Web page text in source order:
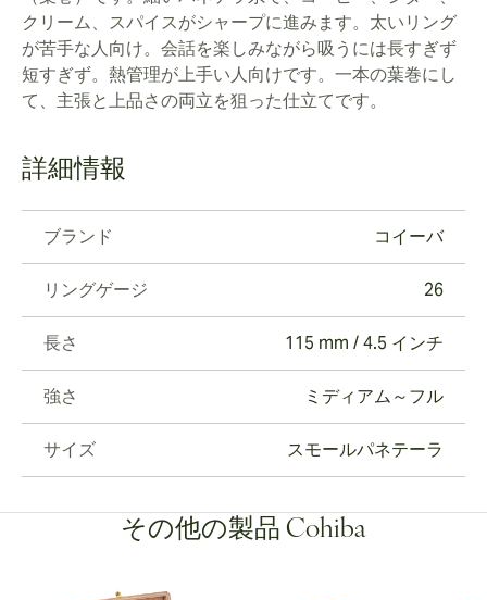
クリーム、スパイスがシャープに進みます。太いリング
が苦手な人向け。会話を楽しみながら吸うには長すぎず
短すぎず。熱管理が上手い人向けです。一本の葉巻にし
て、主張と上品さの両立を狙った仕立てです。
詳細情報
ブランド コイーバ
リングゲージ 26
長さ 115 mm / 4.5 インチ
強さ ミディアム～フル
サイズ スモールパネテーラ
その他の製品 Cohiba